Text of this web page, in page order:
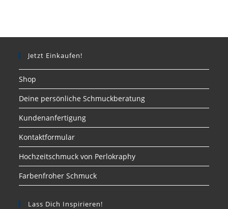
Jetzt Einkaufen!
Shop
Deine persönliche Schmuckberatung
Kundenanfertigung
Kontaktformular
Hochzeitschmuck von Perlokraphy
Farbenfroher Schmuck
Lass Dich Inspirieren!